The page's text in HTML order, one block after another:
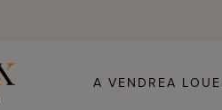
A VENDREA